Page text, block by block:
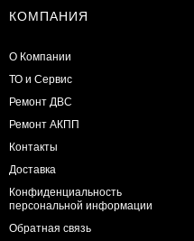
КОМПАНИЯ
О Компании
ТО и Сервис
​Ремонт ДВС
Ремонт АКПП
Контакты
Доставка
Конфиденциальность
персональной информации
Обратная связь